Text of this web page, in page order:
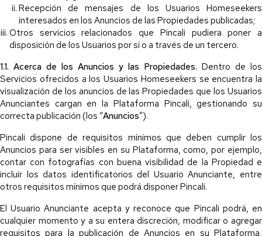
Recepción de mensajes de los Usuarios Homeseekers
interesados en los Anuncios de las Propiedades publicadas;
Otros servicios relacionados que Pincali pudiera poner a
disposición de los Usuarios por sí o a través de un tercero.
1.1. Acerca de los Anuncios y las Propiedades. Dentro de los
Servicios ofrecidos a los Usuarios Homeseekers se encuentra la
visualización de los anuncios de las Propiedades que los Usuarios
Anunciantes cargan en la Plataforma Pincali, gestionando su
correcta publicación (los “Anuncios”).
Pincali dispone de requisitos mínimos que deben cumplir los
Anuncios para ser visibles en su Plataforma, como, por ejemplo,
contar con fotografías con buena visibilidad de la Propiedad e
incluir los datos identificatorios del Usuario Anunciante, entre
otros requisitos mínimos que podrá disponer Pincali.
El Usuario Anunciante acepta y reconoce que Pincali podrá, en
cualquier momento y a su entera discreción, modificar o agregar
requisitos para la publicación de Anuncios en su Plataforma,